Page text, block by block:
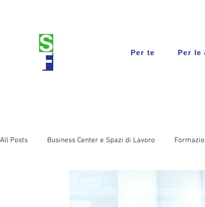
All Posts Business Center e Spazi di Lavoro
Per te Per le